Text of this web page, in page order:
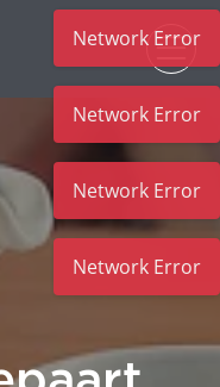
Network Error
Network Error
Network Error
Network Error